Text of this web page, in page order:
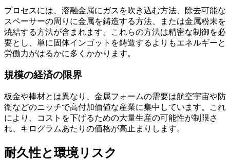
プロセスには、溶融金属にガスを吹き込む方法、除去可能な
スペーサーの周りに金属を鋳造する方法、または金属粉末を
焼結する方法が含まれます。これらの方法は精密な制御を必
要とし、単に固体インゴットを鋳造するよりもエネルギーと
労働力がはるかに多くかかります。
規模の経済の限界
板金や棒材とは異なり、金属フォームの需要は航空宇宙や防
衛などのニッチで高付加価値な産業に集中しています。これ
により、コストを下げるための大量生産の可能性が制限さ
れ、キログラムあたりの価格が高止まりします。
耐久性と環境リスク